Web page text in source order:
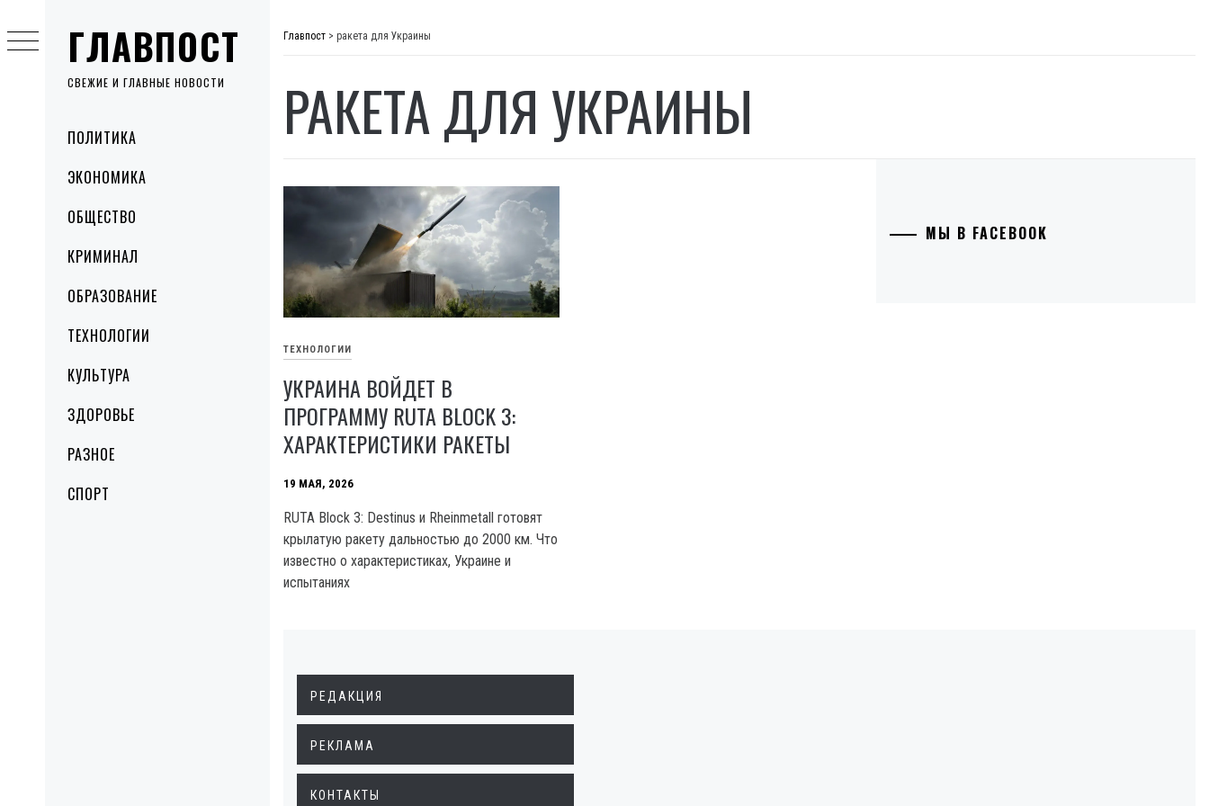
ГЛАВПОСТ
СВЕЖИЕ И ГЛАВНЫЕ НОВОСТИ
MenuПОЛИТИКА
ЭКОНОМИКА
ОБЩЕСТВО
КРИМИНАЛ
ОБРАЗОВАНИЕ
ТЕХНОЛОГИИ
КУЛЬТУРА
ЗДОРОВЬЕ
РАЗНОЕ
СПОРТ
to
content
Главпост > ракета для Украины
РАКЕТА ДЛЯ УКРАИНЫ
ТЕХНОЛОГИИ
УКРАИНА ВОЙДЕТ В
ПРОГРАММУ RUTA BLOCK 3:
ХАРАКТЕРИСТИКИ РАКЕТЫ
19 МАЯ, 2026
RUTA Block 3: Destinus и Rheinmetall готовят
крылатую ракету дальностью до 2000 км. Что
известно о характеристиках, Украине и
испытаниях
МЫ В FACEBOOK
РЕДАКЦИЯ
РЕКЛАМА
КОНТАКТЫ